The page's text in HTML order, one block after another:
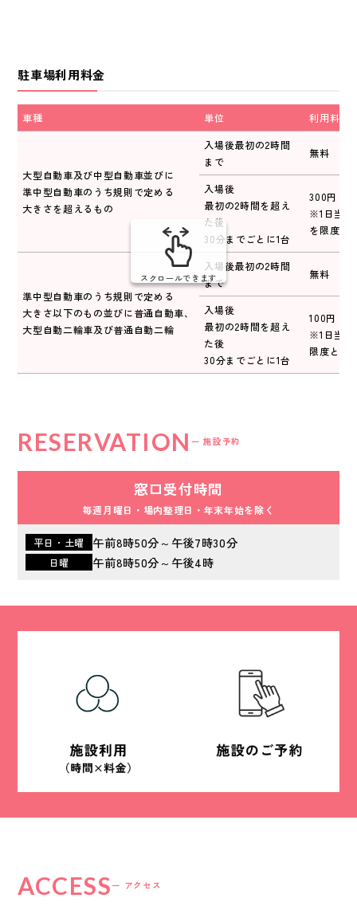
駐車場利用料金
車種 単位 利用料金
大型自動車及び中型自動車並びに
準中型自動車のうち規則で定める
大きさを超えるもの
入場後最初の2時間
まで
無料
入場後
最初の2時間を超え
た後
30分までごとに1台
300円
※1日当た
を限度と
準中型自動車のうち規則で定める
大きさ以下のもの並びに普通自動車、
大型自動二輪車及び普通自動二輪
入場後最初の2時間
まで
無料
入場後
最初の2時間を超え
た後
30分までごとに1台
100円
※1日当た
限度とす
スクロールできます
RESERVATION ー 施設予約
窓口受付時間
毎週月曜日・場内整理日・年末年始を除く
平日・土曜 午前8時50分～午後7時30分
日曜 午前8時50分～午後4時
ACCESS ー アクセス